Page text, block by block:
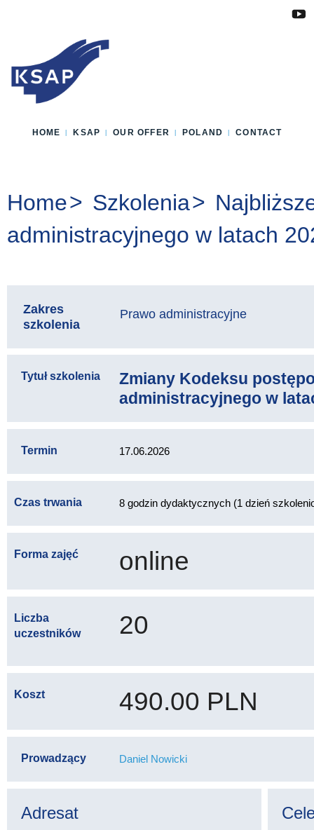
HOME KSAP OUR OFFER POLAND CONTACT
You are here:
Home Szkolenia
administracyjnego w latach
Zakres
szkolenia
Prawo administracyjne
Tytuł szkolenia
Zmiany Kodeksu
administracyjnego w
Termin 17.06.2026
Czas trwania 8 godzin dydaktycznych (1 dzień
Forma zajęć online
Liczba
uczestników
20
Koszt 490.00 PLN
Prowadzący Daniel Nowicki
Adresat